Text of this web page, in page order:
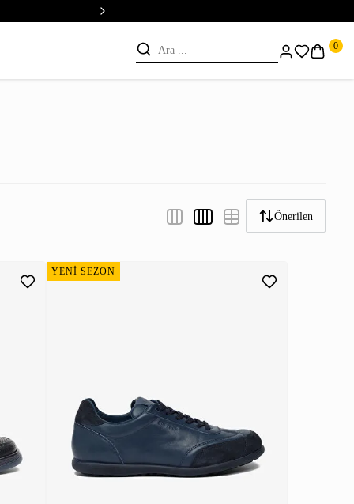
0
Önerilen
YENİ SEZON